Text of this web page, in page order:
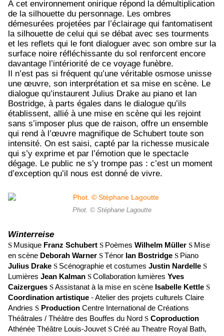
À cet environnement onirique répond la démultiplication
de la silhouette du personnage. Les ombres
démesurées projetées par l’éclairage qui fantomatisent
la silhouette de celui qui se débat avec ses tourments
et les reflets qui le font dialoguer avec son ombre sur la
surface noire réfléchissante du sol renforcent encore
davantage l’intériorité de ce voyage funèbre.
Il n’est pas si fréquent qu’une véritable osmose unisse
une œuvre, son interprétation et sa mise en scène. Le
dialogue qu’instaurent Julius Drake au piano et Ian
Bostridge, à parts égales dans le dialogue qu’ils
établissent, allié à une mise en scène qui les rejoint
sans s’imposer plus que de raison, offre un ensemble
qui rend à l’œuvre magnifique de Schubert toute son
intensité. On est saisi, capté par la richesse musicale
qui s’y exprime et par l’émotion que le spectacle
dégage. Le public ne s’y trompe pas : c’est un moment
d’exception qu’il nous est donné de vivre.
Phot. © Stéphane Lagoutte
Winterreise
S Musique Franz Schubert S Poèmes Wilhelm Müller S Mise
en scène Deborah Warner STénor Ian Bostridge S Piano
Julius Drake S Scénographie et costumes Justin Nardelle S
Lumières Jean Kalman SCollaboration lumières Yves
Caizergues SAssistanat à la mise en scène Isabelle Kettle S
Coordination artistique - Atelier des projets culturels Claire
Andries S Production Centre International de Créations
Théâtrales / Théâtre des Bouffes du Nord S Coproduction
Athénée Théâtre Louis-Jouvet SCréé au Theatre Royal Bath,